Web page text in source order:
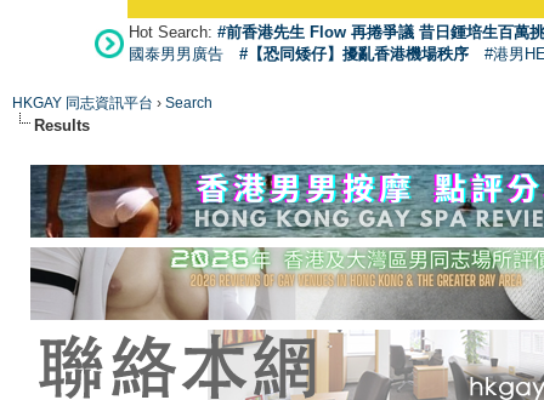
Hot Search: #前香港先生 Flow 再捲爭議 昔日鍾培生百萬
國泰男男廣告
#【恐同矮仔】擾亂香港機場秩序 #港男
HKGAY 同志資訊平台 › Search
Results